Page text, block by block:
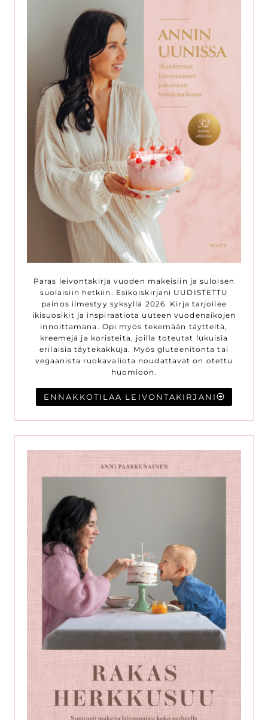
Paras leivontakirja vuoden makeisiin ja suloisen
suolaisiin hetkiin. Esikoiskirjani UUDISTETTU
painos ilmestyy syksyllä 2026. Kirja tarjoilee
ikisuosikit ja inspiraatiota uuteen vuodenaikojen
innoittamana. Opi myös tekemään täytteitä,
kreemejä ja koristeita, joilla toteutat lukuisia
erilaisia täytekakkuja. Myös gluteenitonta tai
vegaanista ruokavaliota noudattavat on otettu
huomioon.
ENNAKKOTILAA LEIVONTAKIRJANI